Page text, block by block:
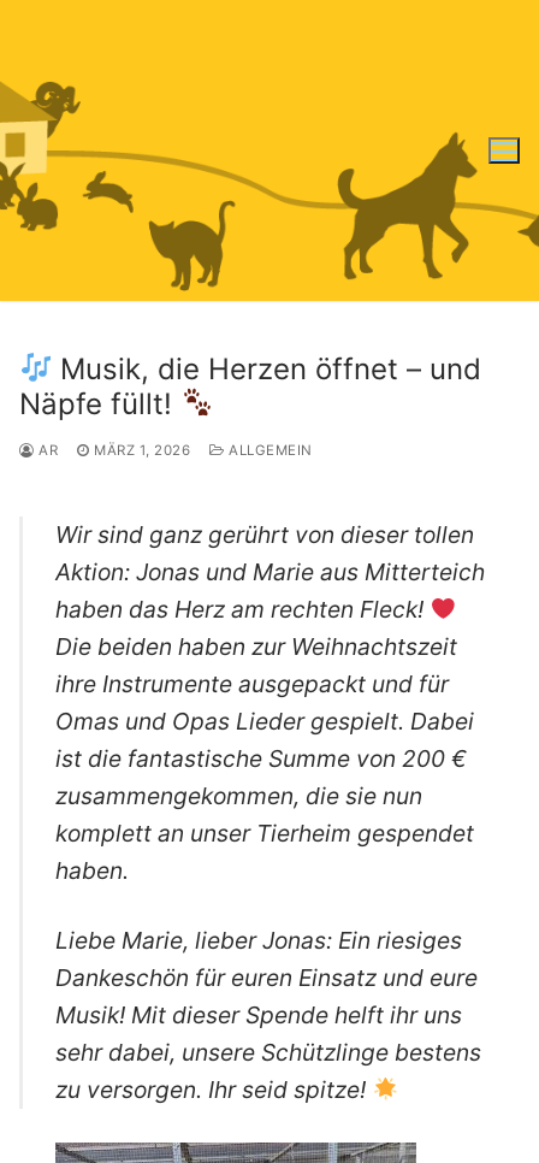
Musik, die Herzen öffnet – und
Näpfe füllt!
AR MÄRZ 1, 2026 ALLGEMEIN
​Wir sind ganz gerührt von dieser tollen
Aktion: Jonas und Marie aus Mitterteich
haben das Herz am rechten Fleck!
Die beiden haben zur Weihnachtszeit
ihre Instrumente ausgepackt und für
Omas und Opas Lieder gespielt. Dabei
ist die fantastische Summe von 200 €
zusammengekommen, die sie nun
komplett an unser Tierheim gespendet
haben.
​​Liebe Marie, lieber Jonas: Ein riesiges
Dankeschön für euren Einsatz und eure
Musik! Mit dieser Spende helft ihr uns
sehr dabei, unsere Schützlinge bestens
zu versorgen. Ihr seid spitze!